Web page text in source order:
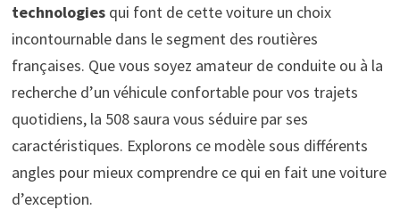
technologiesqui font de cette voiture un choix
incontournable dans le segment des routières
françaises. Que vous soyez amateur de conduite ou à la
recherche d’un véhicule confortable pour vos trajets
quotidiens, la 508 saura vous séduire par ses
caractéristiques. Explorons ce modèle sous différents
angles pour mieux comprendre ce qui en fait une voiture
d’exception.